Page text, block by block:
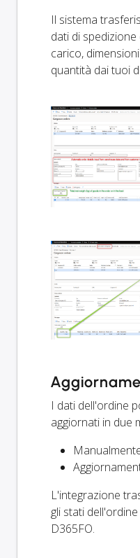
Il sistema
dati di
carico,
quantità dai tuoi
I dati dell'ordine
aggiornati in due
L'integrazione
gli stati
D365FO.